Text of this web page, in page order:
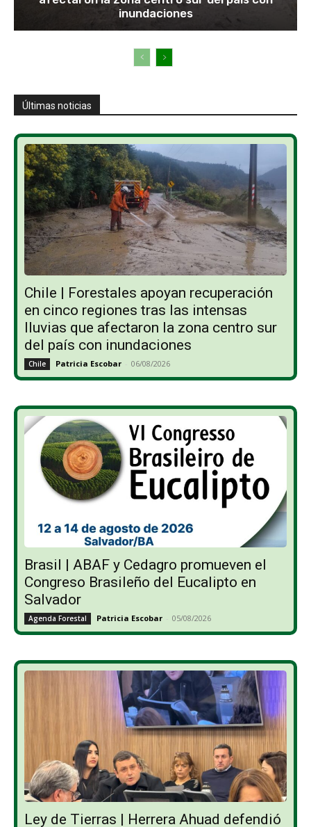
inundaciones
Últimas noticias
Chile | Forestales apoyan recuperación
en cinco regiones tras las intensas
lluvias que afectaron la zona centro sur
del país con inundaciones
Chile Patricia Escobar - 06/08/2026
Brasil | ABAF y Cedagro promueven el
Congreso Brasileño del Eucalipto en
Salvador
Agenda Forestal Patricia Escobar - 05/08/2026
Ley de Tierras | Herrera Ahuad defendió